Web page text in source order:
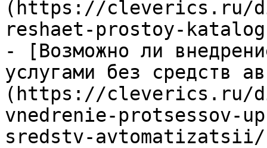
(https://cleverics.ru/
reshaet-prostoy-
- [Возможно ли
услугами без средств
(https://cleverics.ru/
vnedrenie-protsessov-
sredstv-